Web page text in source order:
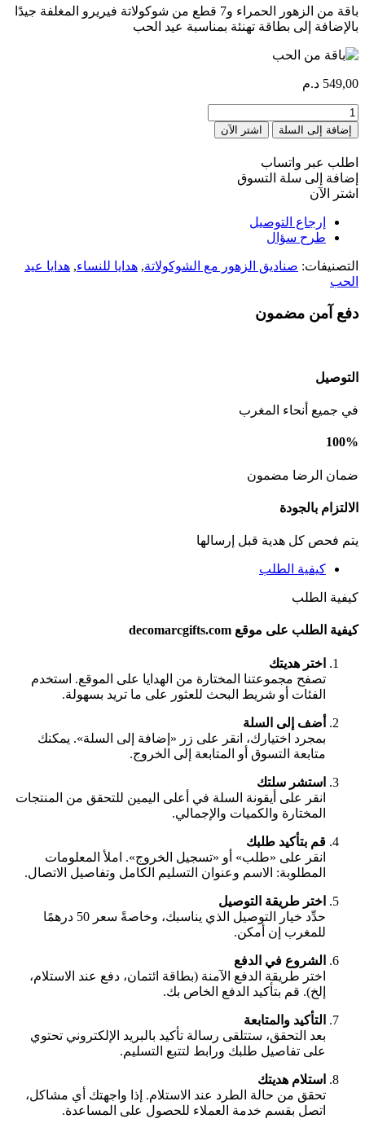
باقة من الزهور الحمراء و7 قطع من شوكولاتة فيريرو المغلفة جيدًا
بالإضافة إلى بطاقة تهنئة بمناسبة عيد الحب
549,00 د.م
كمية
Bouquet
d’amour
إضافة إلى السلة اشتر الآن
اطلب عبر واتساب
إضافة إلى سلة التسوق
اشتر الآن
إرجاع التوصيل
طرح سؤال
التصنيفات: صناديق الزهور مع الشوكولاتة, هدايا للنساء, هدايا عيد
الحب
دفع آمن مضمون
التوصيل
في جميع أنحاء المغرب
100%
ضمان الرضا مضمون
الالتزام بالجودة
يتم فحص كل هدية قبل إرسالها
كيفية الطلب
كيفية الطلب
كيفية الطلب على موقع decomarcgifts.com
اختر هديتك
تصفح مجموعتنا المختارة من الهدايا على الموقع. استخدم
الفئات أو شريط البحث للعثور على ما تريد بسهولة.
أضف إلى السلة
بمجرد اختيارك، انقر على زر «إضافة إلى السلة». يمكنك
متابعة التسوق أو المتابعة إلى الخروج.
استشر سلتك
انقر على أيقونة السلة في أعلى اليمين للتحقق من المنتجات
المختارة والكميات والإجمالي.
قم بتأكيد طلبك
انقر على «طلب» أو «تسجيل الخروج». املأ المعلومات
المطلوبة: الاسم وعنوان التسليم الكامل وتفاصيل الاتصال.
اختر طريقة التوصيل
حدِّد خيار التوصيل الذي يناسبك، وخاصةً سعر 50 درهمًا
للمغرب إن أمكن.
الشروع في الدفع
اختر طريقة الدفع الآمنة (بطاقة ائتمان، دفع عند الاستلام،
إلخ). قم بتأكيد الدفع الخاص بك.
التأكيد والمتابعة
بعد التحقق، ستتلقى رسالة تأكيد بالبريد الإلكتروني تحتوي
على تفاصيل طلبك ورابط لتتبع التسليم.
استلام هديتك
تحقق من حالة الطرد عند الاستلام. إذا واجهتك أي مشاكل،
اتصل بقسم خدمة العملاء للحصول على المساعدة.